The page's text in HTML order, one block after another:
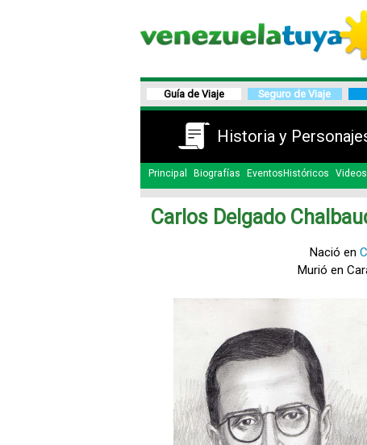
Guía de Viaje Seguro de Viaje
Historia y
Principal Biografías EventosHistóricos
Carlos Delgado
Nació en
Murió en